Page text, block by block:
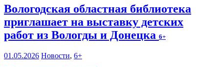
Вологодская областная библиотека
приглашает на выставку детских
работ из Вологды и Донецка 6+
01.05.2026 Новости, 6+